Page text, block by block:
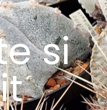
si